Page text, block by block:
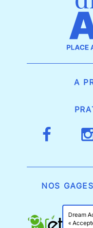
A
NOS
Dream
«